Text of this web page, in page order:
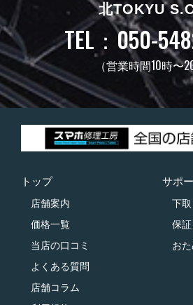
北TOKYU
TEL：050-
（営業時間10時〜
トップ
店舗案内
価格一覧
当店の口コミ
よくある質問
店舗コラム
サポ
下取
保
お